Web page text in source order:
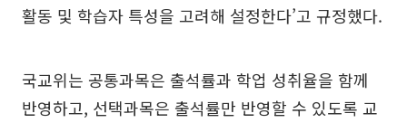
활동 및 학습자 특성을 고려해 설정한다’고 규정했다.
국교위는 공통과목은 출석률과 학업 성취율을 함께
반영하고, 선택과목은 출석률만 반영할 수 있도록 교